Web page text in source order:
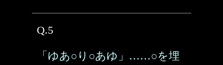
Q.5
「ゆあ○り○あゆ」……○を埋